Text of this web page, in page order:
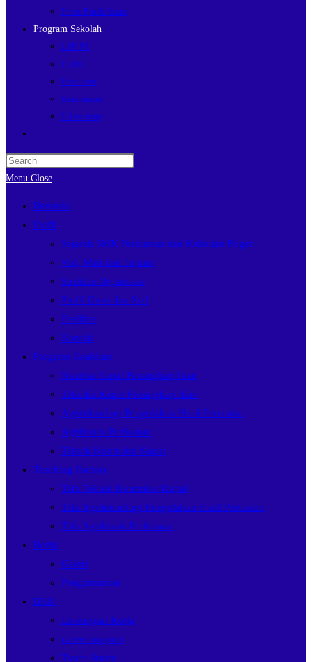
Form Pendaftaran
Program Sekolah
LSP P1
P5BK
Pesantren
Ketarunaan
E-Learning
Menu Close
Beranda
Profil
Sejarah SMK Perikanan dan Kelautan Puger
Visi, Misi dan Tujuan
Struktur Organisasi
Profil Guru dan Staf
Fasilitas
Kontak
Program Keahlian
Nautika Kapal Penangkap Ikan
Teknika Kapal Penangkap Ikan
Agriteknologi Pengolahan Hasil Pertanian
Agribisnis Perikanan
Teknik Kontruksi Kapal
Teaching Factory
Tefa Teknik Kontruksi Kapal
Tefa Agriteknologi Pengolahan Hasil Pertanian
Tefa Agribisnis Perikanan
Berita
Galeri
Pengumuman
BKK
Lowongan Kerja
career support
Tracer Study